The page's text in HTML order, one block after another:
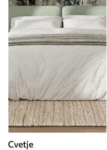
Cvetje